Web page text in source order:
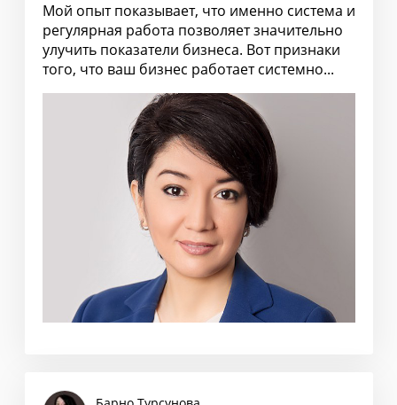
Мой опыт показывает, что именно система и
регулярная работа позволяет значительно
улучить показатели бизнеса. Вот признаки
того, что ваш бизнес работает системно...